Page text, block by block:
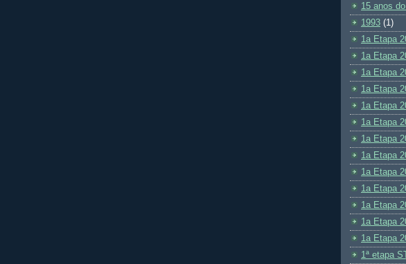
15 anos
1993 (1)
1a Etapa
1a Etapa
1a Etapa
1a Etapa
1a Etapa
1a Etapa
1a Etapa
1a Etapa
1a Etapa
1a Etapa
1a Etapa
1a Etapa
1a Etapa
1ª etapa